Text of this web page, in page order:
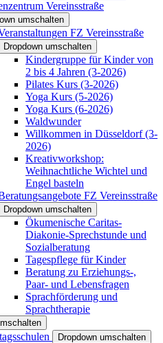
Vereinsstraße
umschalten
FZ Vereinsstraße
Dropdown umschalten
Kindergruppe für Kinder von
2 bis 4 Jahren (3-2026)
Pilates Kurs (3-2026)
Yoga Kurs (5-2026)
Yoga Kurs (6-2026)
Waldwunder
Willkommen in Düsseldorf (3-
2026)
Kreativworkshop:
Weihnachtliche Wichtel und
Engel basteln
FZ Vereinsstraße
Dropdown umschalten
Ökumenische Caritas-
Diakonie-Sprechstunde und
Sozialberatung
Tagespflege für Kinder
Beratung zu Erziehungs-,
Paar- und Lebensfragen
Sprachförderung und
Sprachtherapie
Dropdown umschalten